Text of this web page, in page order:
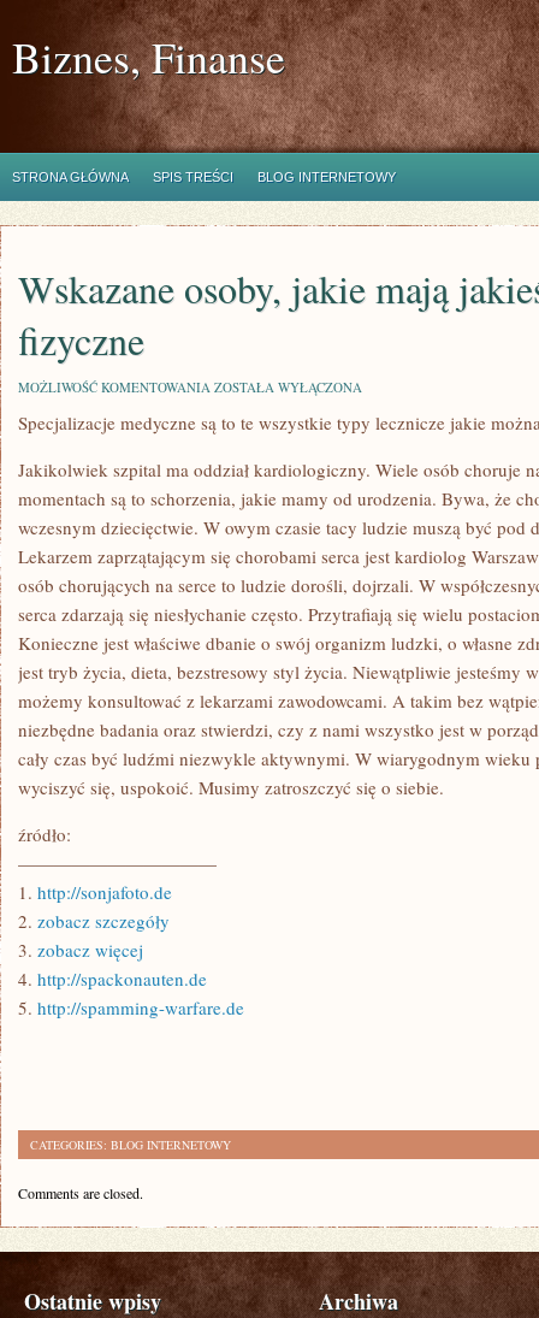
Biznes, Finanse
STRONA GŁÓWNA SPIS TREŚCI BLOG INTERNETOWY
Wskazane osoby, jakie mają
fizyczne
MOŻLIWOŚĆ KOMENTOWANIA WSKAZANE
JAKIE
MAJĄ
SCHORZENIA
FIZYCZNE
ZOSTAŁA WYŁĄCZONA
Specjalizacje medyczne są to te wszystkie typy lecznicze jakie
Jakikolwiek szpital ma oddział kardiologiczny. Wiele osób choruje
momentach są to schorzenia, jakie mamy od urodzenia. Bywa, że
wczesnym dziecięctwie. W owym czasie tacy ludzie muszą być pod
Lekarzem zaprzątającym się chorobami serca jest kardiolog
osób chorujących na serce to ludzie dorośli, dojrzali. W
serca zdarzają się niesłychanie często. Przytrafiają się wielu
Konieczne jest właściwe dbanie o swój organizm ludzki, o własne
jest tryb życia, dieta, bezstresowy styl życia. Niewątpliwie jesteśmy
możemy konsultować z lekarzami zawodowcami. A takim bez
niezbędne badania oraz stwierdzi, czy z nami wszystko jest w
cały czas być ludźmi niezwykle aktywnymi. W wiarygodnym wieku
wyciszyć się, uspokoić. Musimy zatroszczyć się o siebie.
źródło:
———————————
1. http://sonjafoto.de
2. zobacz szczegóły
3. zobacz więcej
4. http://spackonauten.de
5. http://spamming-warfare.de
CATEGORIES: BLOG INTERNETOWY
Comments are closed.
Ostatnie wpisy Archiwa